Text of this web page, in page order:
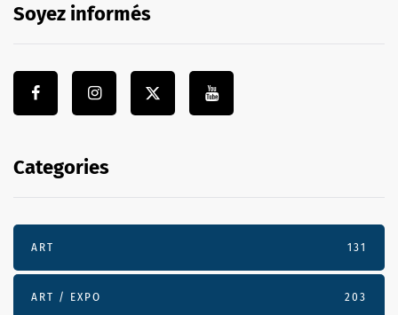
Soyez informés
Categories
ART 131
ART / EXPO 203